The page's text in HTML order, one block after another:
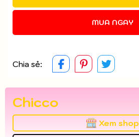
MUA NGAY
Điều kiện:
Chia sẻ:
Chicco
Xem shop